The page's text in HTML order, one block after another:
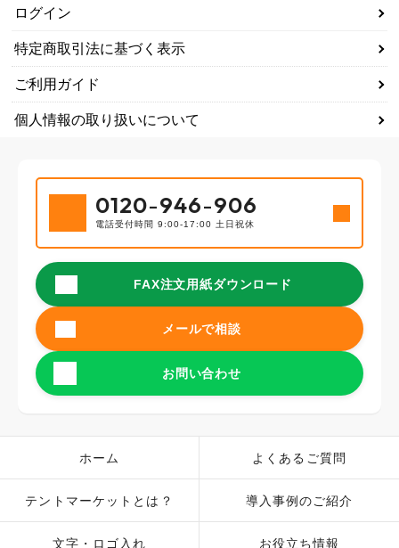
ログイン
特定商取引法に基づく表示
ご利用ガイド
個人情報の取り扱いについて
0120-946-906
電話受付時間 9:00-17:00 土日祝休
FAX注文用紙ダウンロード
メールで相談
お問い合わせ
ホーム
テントマーケットとは？
文字・ロゴ入れ
よくあるご質問
導入事例のご紹介
お役立ち情報